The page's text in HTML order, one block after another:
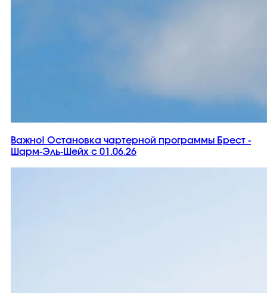
Важно! Остановка чартерной программы Брест -
Шарм-Эль-Шейх с 01.06.26